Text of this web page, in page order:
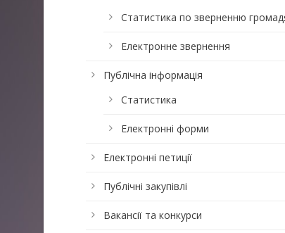
Статистика по зверненню
Електронне звернення
Публічна інформація
Статистика
Електронні форми
Електронні петиції
Публічні закупівлі
Вакансії та конкурси